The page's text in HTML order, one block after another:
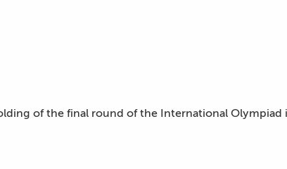
of the final round of the International Olympiad